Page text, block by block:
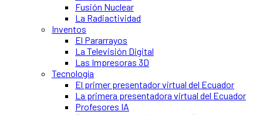
Fusión Nuclear
La Radiactividad
Inventos
El Pararrayos
La Televisión Digital
Las Impresoras 3D
Tecnología
El primer presentador virtual del Ecuador
La primera presentadora virtual del Ecuador
Profesores IA